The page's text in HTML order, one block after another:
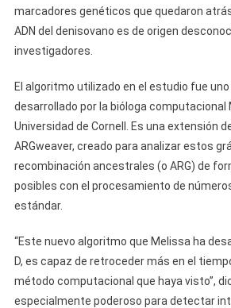
marcadores genéticos que quedaron
ADN del denisovano es de origen
investigadores.
El algoritmo utilizado en el estudio fue uno
desarrollado por la bióloga computacional
Universidad de Cornell. Es una extensión
ARGweaver, creado para analizar estos
recombinación ancestrales (o ARG) de
posibles con el procesamiento de
estándar.
“Este nuevo algoritmo que Melissa ha
D, es capaz de retroceder más en el
método computacional que haya visto”,
especialmente poderoso para detectar